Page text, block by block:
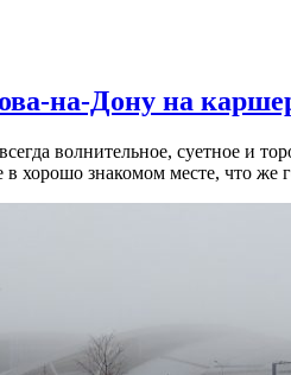
на-Дону на
волнительное, суетное
в хорошо знакомом месте, что же